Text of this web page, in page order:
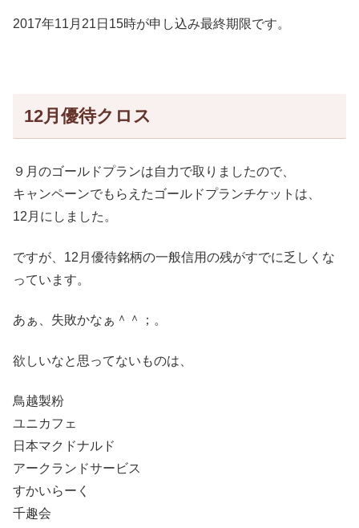
2017年11月21日15時が申し込み最終期限です。
12月優待クロス
９月のゴールドプランは自力で取りましたので、
キャンペーンでもらえたゴールドプランチケットは、
12月にしました。
ですが、12月優待銘柄の一般信用の残がすでに乏しくな
っています。
あぁ、失敗かなぁ＾＾；。
欲しいなと思ってないものは、
鳥越製粉
ユニカフェ
日本マクドナルド
アークランドサービス
すかいらーく
千趣会